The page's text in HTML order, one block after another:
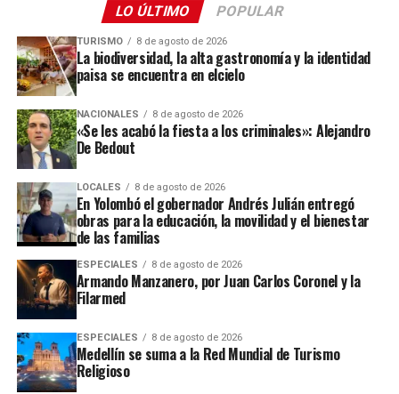
LO ÚLTIMO POPULAR
TURISMO 8 de agosto de 2026
La biodiversidad, la alta gastronomía y la identidad
paisa se encuentra en elcielo
NACIONALES 8 de agosto de 2026
«Se les acabó la fiesta a los criminales»: Alejandro
De Bedout
LOCALES 8 de agosto de 2026
En Yolombó el gobernador Andrés Julián entregó
obras para la educación, la movilidad y el bienestar
de las familias
ESPECIALES 8 de agosto de 2026
Armando Manzanero, por Juan Carlos Coronel y la
Filarmed
ESPECIALES 8 de agosto de 2026
Medellín se suma a la Red Mundial de Turismo
Religioso